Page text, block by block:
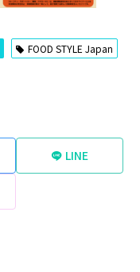
FOOD STYLE Japan
LINE